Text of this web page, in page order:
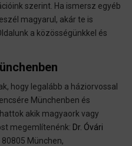
szerint. Ha ismersz egyéb
magyarul, akár te is
a közösségünkkel és
hogy legalább a háziorvossal
Münchenben és
akik magyaork vagy
megemlítenénk: Dr. Óvári
München,